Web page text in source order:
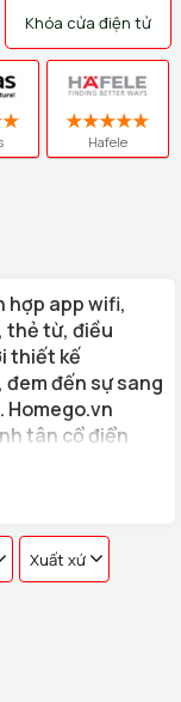
Khóa cửa điện tử
Hafele
hợp app wifi,
thẻ từ, điều
thiết kế
đến sự sang
Homego.vn
tân cổ điển
liệu cửa của gia
Xuất xứ